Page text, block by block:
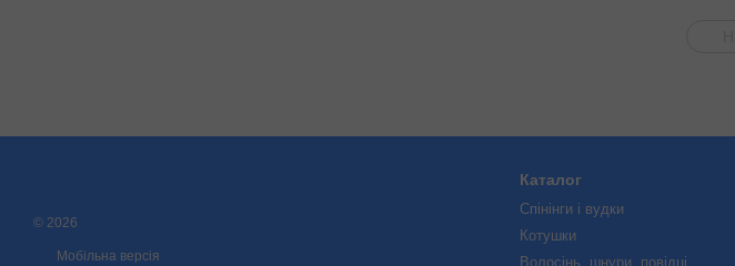
© 2026
Мобільна версія
Каталог
Спінінги і вудки
Котушки
Волосінь, шнури, повідці